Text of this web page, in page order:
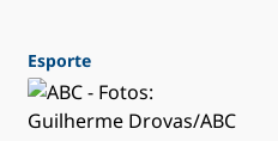
Esporte